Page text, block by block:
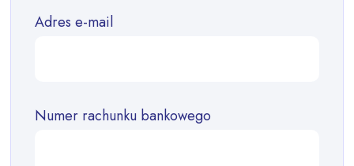
Adres e-mail
Numer rachunku bankowego